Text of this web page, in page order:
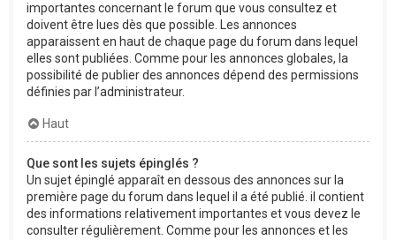
importantes concernant le forum que vous consultez et
doivent être lues dès que possible. Les annonces
apparaissent en haut de chaque page du forum dans lequel
elles sont publiées. Comme pour les annonces globales, la
possibilité de publier des annonces dépend des permissions
définies par l’administrateur.
Haut
Que sont les sujets épinglés ?
Un sujet épinglé apparaît en dessous des annonces sur la
première page du forum dans lequel il a été publié. il contient
des informations relativement importantes et vous devez le
consulter régulièrement. Comme pour les annonces et les